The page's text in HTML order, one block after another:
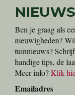
Ben je graag als
nieuwigheden?
tuinnieuws?
handige tips, de
Meer info?Klik
Emailadres